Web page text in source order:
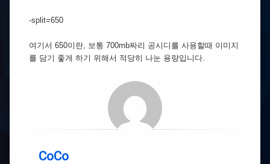
-split=650
여기서 650이란, 보통 700mb짜리 공시디를 사용할때 이미지
를 담기 좋게 하기 위해서 적당히 나눈 용량입니다.
CoCo